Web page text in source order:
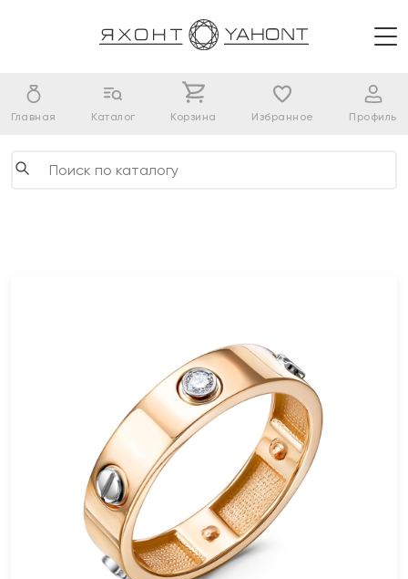
Главная Каталог Корзина Избранное Профиль